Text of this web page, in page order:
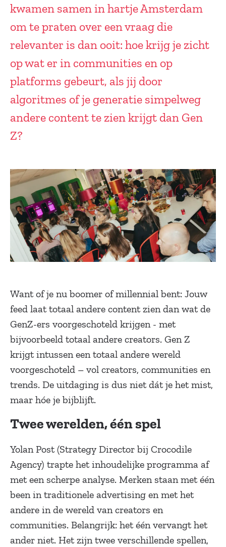
kwamen samen in hartje Amsterdam
om te praten over een vraag die
relevanter is dan ooit: hoe krijg je zicht
op wat er in communities en op
platforms gebeurt, als jij door
algoritmes of je generatie simpelweg
andere content te zien krijgt dan Gen
Z?
Want of je nu boomer of millennial bent: Jouw
feed laat totaal andere content zien dan wat de
GenZ-ers voorgeschoteld krijgen - met
bijvoorbeeld totaal andere creators. Gen Z
krijgt intussen een totaal andere wereld
voorgeschoteld – vol creators, communities en
trends. De uitdaging is dus niet dát je het mist,
maar hóe je bijblijft.
Twee werelden, één spel
Yolan Post (Strategy Director bij Crocodile
Agency) trapte het inhoudelijke programma af
met een scherpe analyse. Merken staan met één
been in traditionele advertising en met het
andere in de wereld van creators en
communities. Belangrijk: het één vervangt het
ander niet. Het zijn twee verschillende spellen,